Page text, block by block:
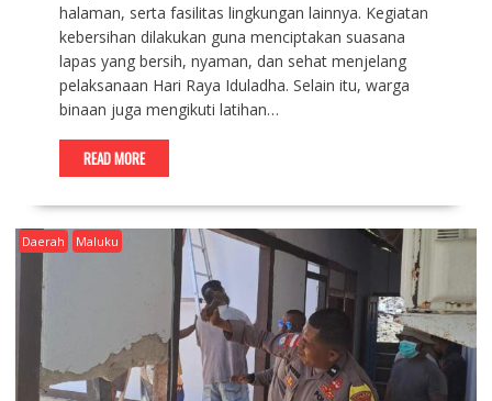
halaman, serta fasilitas lingkungan lainnya. Kegiatan
kebersihan dilakukan guna menciptakan suasana
lapas yang bersih, nyaman, dan sehat menjelang
pelaksanaan Hari Raya Iduladha. Selain itu, warga
binaan juga mengikuti latihan…
READ MORE
Daerah Maluku